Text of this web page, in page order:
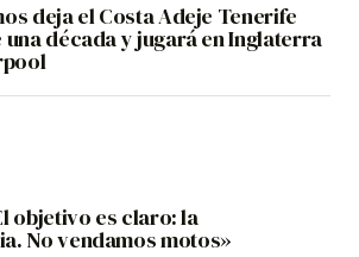
deja el Costa Adeje Tenerife
una década y jugará en Inglaterra
objetivo es claro: la
No vendamos motos»